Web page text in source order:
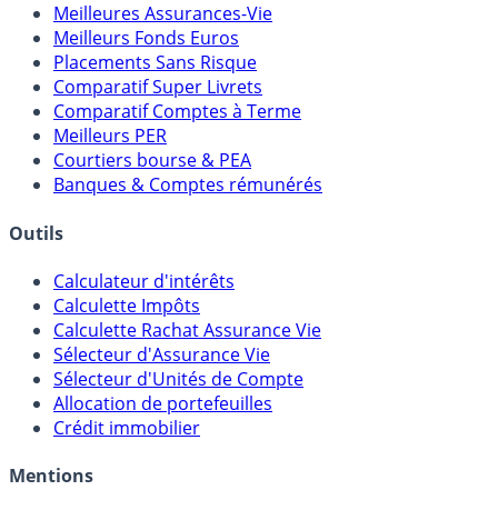
Meilleures Assurances-Vie
Meilleurs Fonds Euros
Placements Sans Risque
Comparatif Super Livrets
Comparatif Comptes à Terme
Meilleurs PER
Courtiers bourse & PEA
Banques & Comptes rémunérés
Outils
Calculateur d'intérêts
Calculette Impôts
Calculette Rachat Assurance Vie
Sélecteur d'Assurance Vie
Sélecteur d'Unités de Compte
Allocation de portefeuilles
Crédit immobilier
Mentions